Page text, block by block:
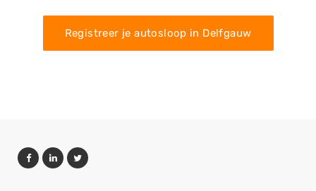
Registreer je autosloop in Delfgauw